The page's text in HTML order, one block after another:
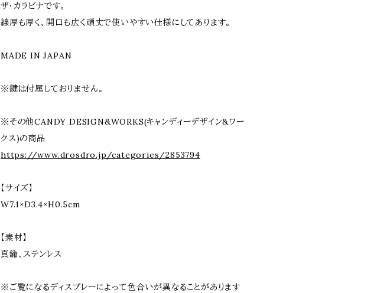
ザ・カラビナです。
線厚も厚く、開口も広く頑丈で使いやすい仕様にしてあります。
MADE IN JAPAN
※鍵は付属しておりません。
※その他CANDY DESIGN&WORKS(キャンディーデザイン&ワー
クス)の商品
https://www.drosdro.jp/categories/2853794
【サイズ】
W7.1×D3.4×H0.5cm
【素材】
真鍮、ステンレス
※ご覧になるディスプレーによって色合いが異なることがあります